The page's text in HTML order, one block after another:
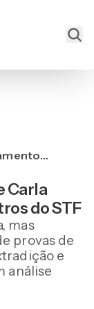
STF
Carla
do STF
mas
provas de
e
análise